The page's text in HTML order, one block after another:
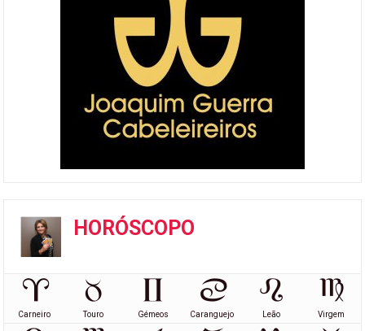
HORÓSCOPO
Carneiro Touro Gémeos Caranguejo Leão Virgem